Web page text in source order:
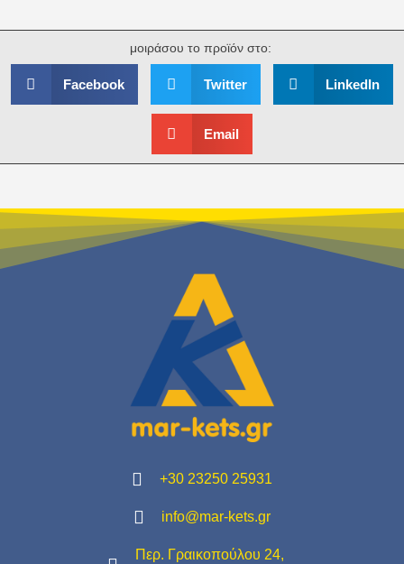
μοιράσου το προϊόν στο:
Facebook Twitter LinkedIn
Email
+30 23250 25931
info@mar-kets.gr
Περ. Γραικοπούλου 24,